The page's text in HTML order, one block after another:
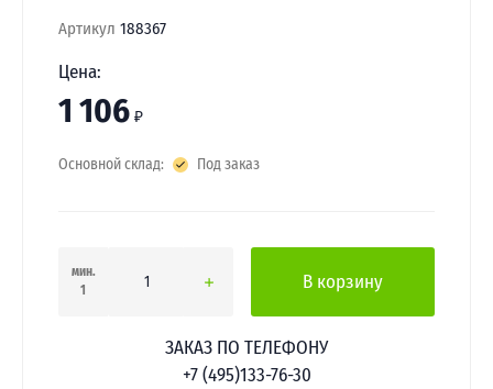
Артикул 188367
Цена:
1 106 ₽
Основной склад: Под заказ
мин.
1
В корзину
ЗАКАЗ ПО ТЕЛЕФОНУ
+7 (495)133-76-30